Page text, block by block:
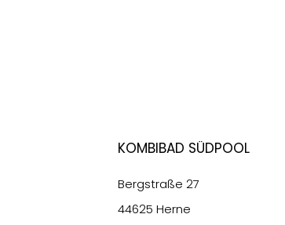
Kombibad Südpool
Bergstraße 27
44625 Herne